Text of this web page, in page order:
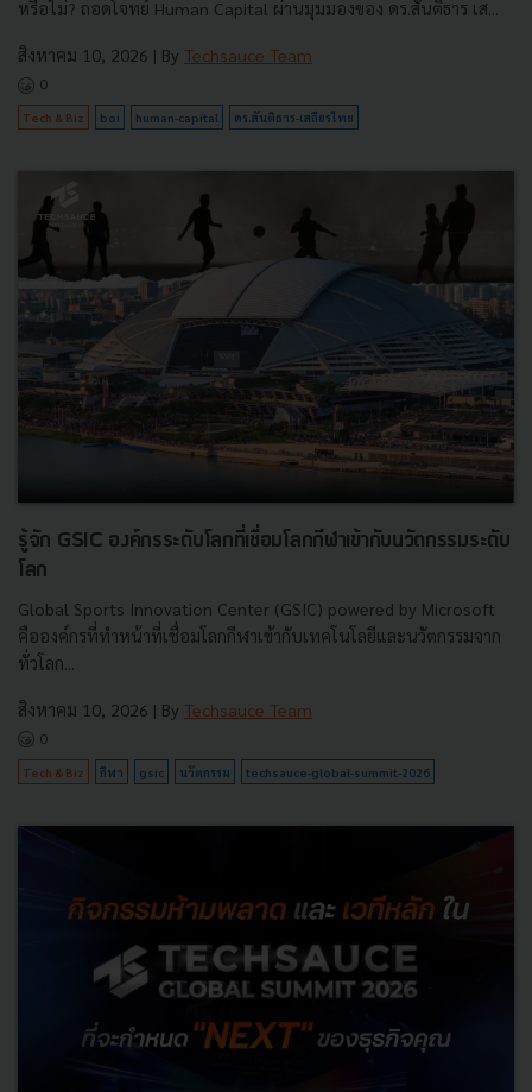
หรือไม่? ถอดโจทย์ Human Capital ผ่านมุมมองของ ดร.สันติธาร เส...
สิงหาคม 10, 2026 | By Techsauce Team
0
Tech & Biz boi human-capital ดร.สันติธาร-เสถียรไทย
รู้จัก GSIC องค์กรระดับโลกที่เชื่อมโลกกีฬาเข้ากับนวัตกรรมระดับ
โลก
Global Sports Innovation Center (GSIC) powered by Microsoft
คือองค์กรที่ทำหน้าที่เชื่อมโลกกีฬาเข้ากับเทคโนโลยีและนวัตกรรมจาก
ทั่วโลก...
สิงหาคม 10, 2026 | By Techsauce Team
0
Tech & Biz กีฬา gsic นวัตกรรม techsauce-global-summit-2026